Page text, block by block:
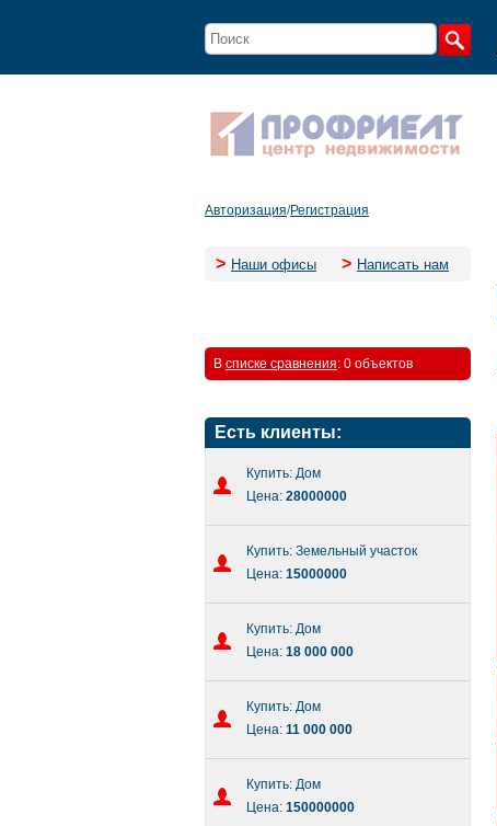
Авторизация/Регистрация
> Наши офисы > Написать нам
В списке сравнения: 0 объектов
Есть клиенты:
Купить: Дом
Цена: 28000000
Купить: Земельный участок
Цена: 15000000
Купить: Дом
Цена: 18 000 000
Купить: Дом
Цена: 11 000 000
Купить: Дом
Цена: 150000000